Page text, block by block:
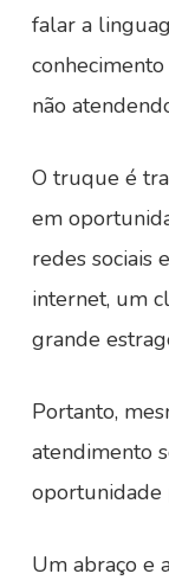
falar a
não
O truque é
em
redes sociais
internet, um
grande
Portanto,
atendimento
oportunidade
Um abraço e